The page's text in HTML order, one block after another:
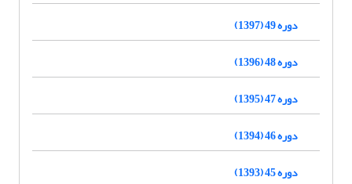
دوره 49 (1397)
دوره 48 (1396)
دوره 47 (1395)
دوره 46 (1394)
دوره 45 (1393)